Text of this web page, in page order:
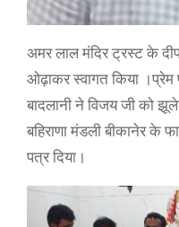
अमर लाल मंदिर ट्रस्ट के
ओढ़ाकर स्वागत किया ।प्रेम
बादलानी ने विजय जी को
बहिराणा मंडली बीकानेर के
पत्र दिया।